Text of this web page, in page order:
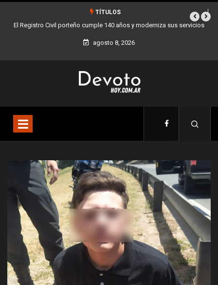
TÍTULOS
Civil porteño cumple 140 años y moderniza sus servicios Buenos Aires
agosto 8, 2026